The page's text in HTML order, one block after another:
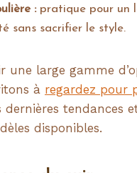
:pratique pour un
sans sacrifier le style.
une large gamme
à regardez pour
dernières tendances
disponibles.